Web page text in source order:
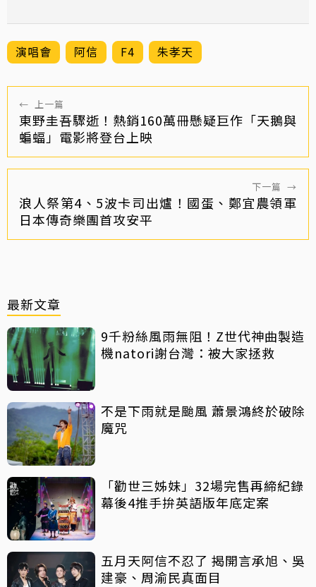
演唱會 阿信 F4 朱孝天
← 上一篇
東野圭吾驟逝！熱銷160萬冊懸疑巨作「天鵝與
蝙蝠」電影將登台上映
下一篇 →
浪人祭第4、5波卡司出爐！國蛋、鄭宜農領軍
日本傳奇樂團首攻安平
最新文章
9千粉絲風雨無阻！Z世代神曲製造
機natori謝台灣：被大家拯救
不是下雨就是颱風 蕭景鴻終於破除
魔咒
「勸世三姊妹」32場完售再締紀錄
幕後4推手拚英語版年底定案
五月天阿信不忍了 揭開言承旭、吳
建豪、周渝民真面目